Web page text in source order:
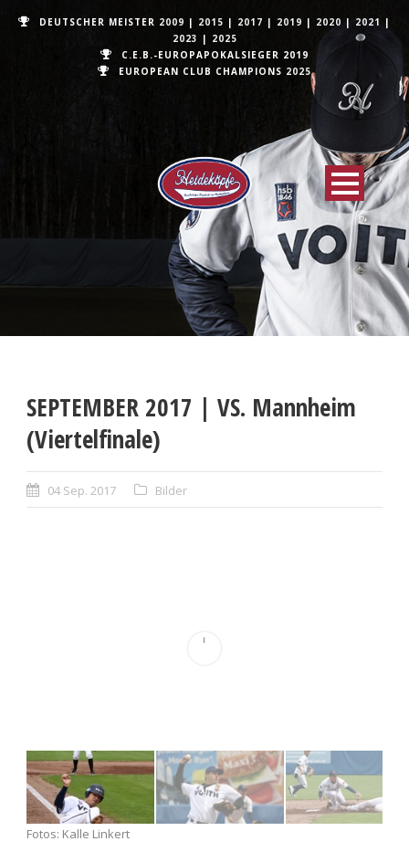
DEUTSCHER MEISTER 2009 | 2015 | 2017 | 2019 | 2020 | 2021 |
2023 | 2025
C.E.B.-EUROPAPOKALSIEGER 2019
EUROPEAN CLUB CHAMPIONS 2025
SEPTEMBER 2017 | VS. Mannheim
(Viertelfinale)
04 Sep. 2017 Bilder
Fotos: Kalle Linkert